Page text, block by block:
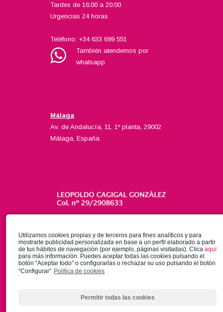
Tardes de 16:00 a 20:00
Urgencias 24 horas
Teléfono: +34 633 699 551
También atendemos por
whatsapp
Málaga
Av. de Andalucía, 11, 1º planta, 29002
Málaga, España
Utilizamos cookies propias y de terceros para fines analíticos y para
mostrarte publicidad personalizada en base a un perfil elaborado a partir
de tus hábitos de navegación (por ejemplo, páginas visitadas). Clica aquí
para más información. Puedes aceptar todas las cookies pulsando el
botón “Aceptar todo” o configurarlas o rechazar su uso pulsando el botón
“Configurar” Política de cookies
Permitir todas las cookies